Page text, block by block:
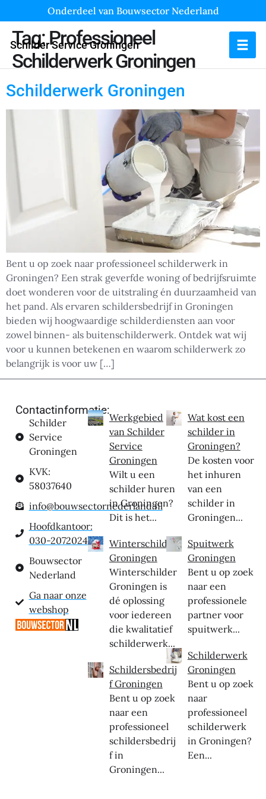
Onderdeel van Bouwsector Nederland
Schilder Service Groningen
Tag:Professioneel
Schilderwerk Groningen
Schilderwerk Groningen
Bent u op zoek naar professioneel schilderwerk in
Groningen? Een strak geverfde woning of bedrijfsruimte
doet wonderen voor de uitstraling én duurzaamheid van
het pand. Als ervaren schildersbedrijf in Groningen
bieden wij hoogwaardige schilderdiensten aan voor
zowel binnen- als buitenschilderwerk. Ontdek wat wij
voor u kunnen betekenen en waarom schilderwerk zo
belangrijk is voor uw […]
Contactinformatie:
Schilder
Service
Groningen
KVK:
58037640
info@bouwsectornederland.nl
Hoofdkantoor:
030-2072024
Bouwsector
Nederland
Ga naar onze
webshop
Werkgebied
van Schilder
Service
Groningen
Wilt u een
schilder huren
in Groningen?
Dit is het...
Winterschilder
Groningen
Winterschilder
Groningen is
dé oplossing
voor iedereen
die kwalitatief
schilderwerk...
Schildersbedrij
f Groningen
Bent u op zoek
naar een
professioneel
schildersbedrij
f in
Groningen...
Wat kost een
schilder in
Groningen?
De kosten voor
het inhuren
van een
schilder in
Groningen...
Spuitwerk
Groningen
Bent u op zoek
naar een
professionele
partner voor
spuitwerk...
Schilderwerk
Groningen
Bent u op zoek
naar
professioneel
schilderwerk
in Groningen?
Een...